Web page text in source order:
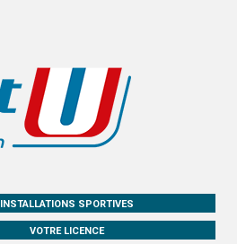
INSTALLATIONS SPORTIVES
VOTRE LICENCE